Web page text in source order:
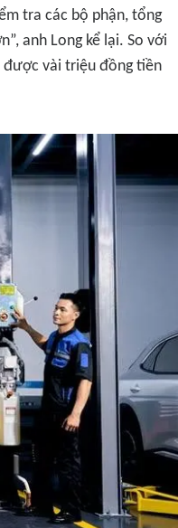
tra các bộ phận, tổng
anh Long kể lại. So với
được vài triệu đồng tiền